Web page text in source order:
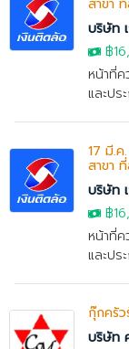
สาขา
บริษัท
฿
หน้าที่
และปร
17 มี.ค
สาขา
บริษัท
฿
หน้าที่
และปร
กุ๊กครั
บริษัท